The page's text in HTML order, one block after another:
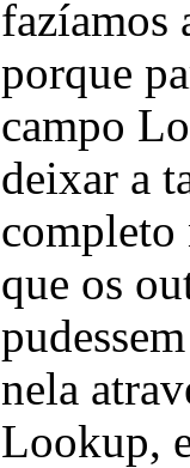
fazíamos
porque
campo
deixar a
completo
que os
nela
Lookup,